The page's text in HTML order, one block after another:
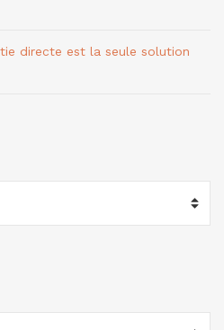
directe est la seule solution